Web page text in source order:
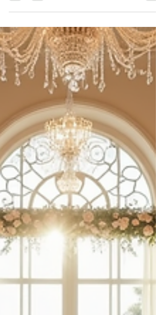
lang halten. Die Emotionen, die Freude und die
besonderen Momente, die an diesem Tag erlebt
werden. Eine der besten Möglichkeiten, diese
Erinnerungen zu bewahren, ist durch
In diesem Blogbeitrag erfahren Sie, wie Videos Ihre
Hochzeitsgeschichte unvergesslich machen können
welche Aspekte dabei besond